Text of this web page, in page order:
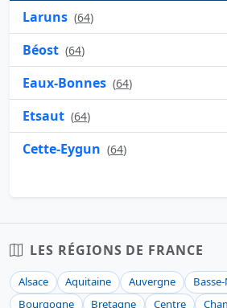
Laruns (64)
Béost (64)
Eaux-Bonnes (64)
Etsaut (64)
Cette-Eygun (64)
LES RÉGIONS DE FRANCE
Alsace Aquitaine Auvergne
Bourgogne
Bretagne Centre